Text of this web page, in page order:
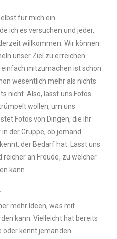
für mich ein
ich es versuchen und jeder,
willkommen. Wir können
unser Ziel zu erreichen.
einfach mitzumachen ist schon
wesentlich mehr als nichts
nicht. Also, lasst uns Fotos
wollen, um uns
Fotos von Dingen, die ihr
der Gruppe, ob jemand
der Bedarf hat. Lasst uns
reicher an Freude, zu welcher
kann.
mehr Ideen, was mit
kann. Vielleicht hat bereits
kennt jemanden.